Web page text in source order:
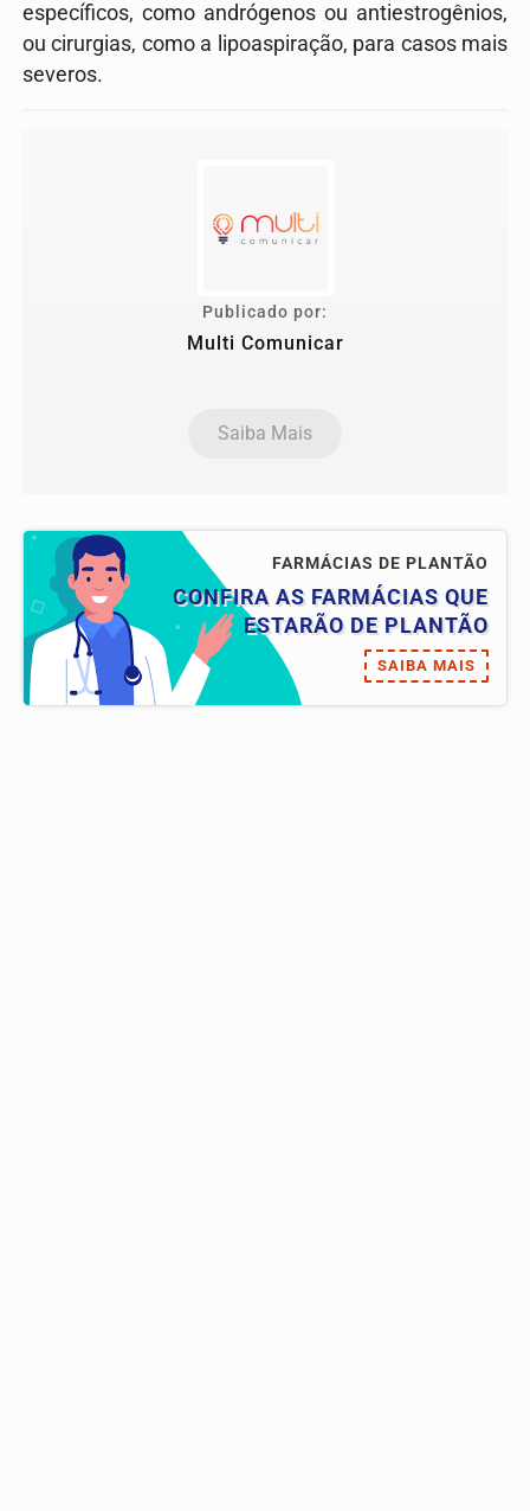
específicos, como andrógenos ou antiestrogênios,
ou cirurgias, como a lipoaspiração, para casos mais
severos.
Publicado por:
Multi Comunicar
Saiba Mais
FARMÁCIAS DE PLANTÃO
CONFIRA AS FARMÁCIAS QUE
ESTARÃO DE PLANTÃO
SAIBA MAIS